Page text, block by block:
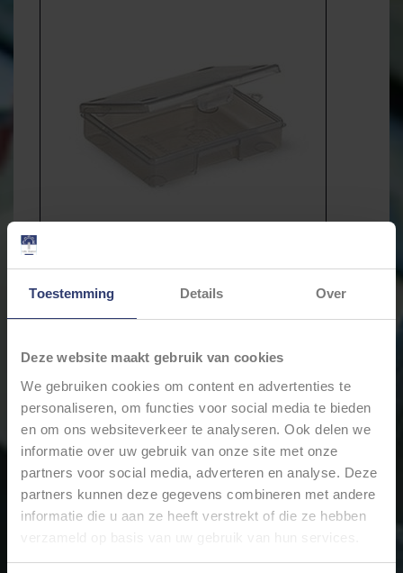
Toestemming Details Over
Deze website maakt gebruik van cookies
We gebruiken cookies om content en advertenties te
personaliseren, om functies voor social media te bieden
en om ons websiteverkeer te analyseren. Ook delen we
informatie over uw gebruik van onze site met onze
partners voor social media, adverteren en analyse. Deze
partners kunnen deze gegevens combineren met andere
informatie die u aan ze heeft verstrekt of die ze hebben
verzameld op basis van uw gebruik van hun services.
€3,19 Incl. btw
Levertijd: Bestellingen op ma. t/m vrij. voor 17:00 worden
dezelfde dag verstuurd.
+
Toevoegen aan winkelwagen